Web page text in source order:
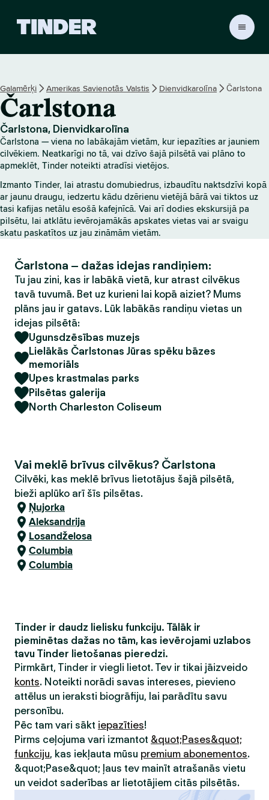
r
ā
k
u
m
l
p
a
Galamērķi Amerikas Savienotās Valstis Dienvidkarolīna Čarlstona
Čarlstona
Čarlstona, Dienvidkarolīna
Čarlstona — viena no labākajām vietām, kur iepazīties ar jauniem
cilvēkiem. Neatkarīgi no tā, vai dzīvo šajā pilsētā vai plāno to
apmeklēt, Tinder noteikti atradīsi vietējos.
Izmanto Tinder, lai atrastu domubiedrus, izbaudītu naktsdzīvi kopā
ar jaunu draugu, iedzertu kādu dzērienu vietējā bārā vai tiktos uz
tasi kafijas netālu esošā kafejnīcā. Vai arī dodies ekskursijā pa
pilsētu, lai atklātu ievērojamākās apskates vietas vai ar svaigu
skatu paskatītos uz jau zināmām vietām.
Čarlstona – dažas idejas randiņiem:
Tu jau zini, kas ir labākā vietā, kur atrast cilvēkus
tavā tuvumā. Bet uz kurieni lai kopā aiziet? Mums
plāns jau ir gatavs. Lūk labākās randiņu vietas un
idejas pilsētā:
Ugunsdzēsības muzejs
Lielākās Čarlstonas Jūras spēku bāzes
memoriāls
Upes krastmalas parks
Pilsētas galerija
North Charleston Coliseum
Vai meklē brīvus cilvēkus? Čarlstona
Cilvēki, kas meklē brīvus lietotājus šajā pilsētā,
bieži aplūko arī šīs pilsētas.
Ņujorka
Aleksandrija
Losandželosa
Columbia
Columbia
Tinder ir daudz lielisku funkciju. Tālāk ir
pieminētas dažas no tām, kas ievērojami uzlabos
tavu Tinder lietošanas pieredzi.
Pirmkārt, Tinder ir viegli lietot. Tev ir tikai jāizveido
konts. Noteikti norādi savas intereses, pievieno
attēlus un ieraksti biogrāfiju, lai parādītu savu
personību.
Pēc tam vari sākt iepazīties!
Pirms ceļojuma vari izmantot &quot;Pases&quot;
funkciju, kas iekļauta mūsu premium abonementos.
&quot;Pase&quot; ļaus tev mainīt atrašanās vietu
un veidot saderības ar lietotājiem citās pilsētās.